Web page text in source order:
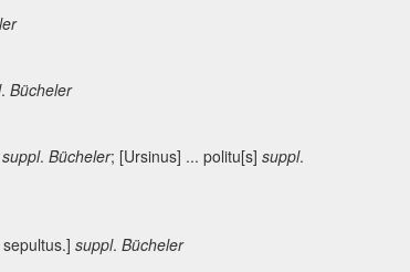
. Bücheler
suppl. Bücheler; [Ursinus] ... politu[s] suppl.
suppl. Bücheler